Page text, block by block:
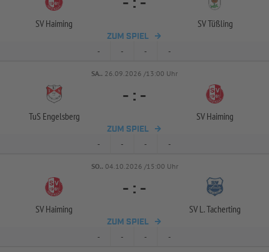
SV Haiming SV Tüßling
ZUM SPIEL
- - - -
SA.. 26.09.2026 /13:00 Uhr
TuS Engelsberg
- : -
SV Haiming
ZUM SPIEL
- - - -
SO.. 04.10.2026 /15:00 Uhr
SV Haiming
- : -
SV L. Tacherting
ZUM SPIEL
- - - -